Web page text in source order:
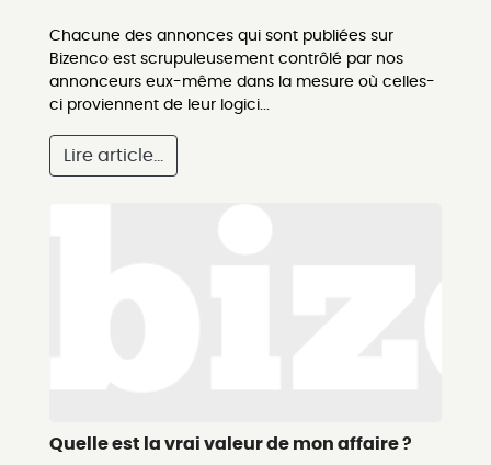
Chacune des annonces qui sont publiées sur
Bizenco est scrupuleusement contrôlé par nos
annonceurs eux-même dans la mesure où celles-
ci proviennent de leur logici...
Lire article...
Quelle est la vrai valeur de mon affaire ?